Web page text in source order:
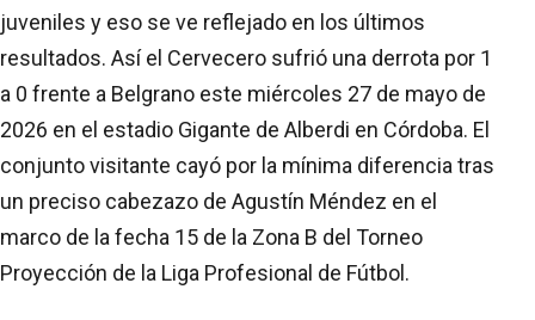
juveniles y eso se ve reflejado en los últimos
resultados. Así el Cervecero sufrió una derrota por 1
a 0 frente a Belgrano este miércoles 27 de mayo de
2026 en el estadio Gigante de Alberdi en Córdoba. El
conjunto visitante cayó por la mínima diferencia tras
un preciso cabezazo de Agustín Méndez en el
marco de la fecha 15 de la Zona B del Torneo
Proyección de la Liga Profesional de Fútbol.